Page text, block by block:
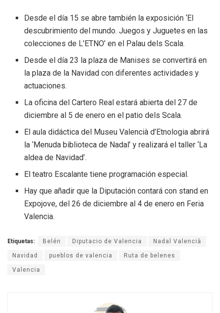
Desde el día 15 se abre también la exposición ‘El
descubrimiento del mundo. Juegos y Juguetes en las
colecciones de L’ETNO’ en el Palau dels Scala.
Desde el día 23 la plaza de Manises se convertirá en
la plaza de la Navidad con diferentes actividades y
actuaciones.
La oficina del Cartero Real estará abierta del 27 de
diciembre al 5 de enero en el patio dels Scala.
El aula didáctica del Museu Valencià d’Etnologia abrirá
la ‘Menuda biblioteca de Nadal’ y realizará el taller ‘La
aldea de Navidad’.
El teatro Escalante tiene programación especial.
Hay que añadir que la Diputación contará con stand en
Expojove, del 26 de diciembre al 4 de enero en Feria
Valencia.
Etiquetas: Belén Diputacio de Valencia Nadal Valencià
Navidad pueblos de valencia Ruta de belenes
Valencia